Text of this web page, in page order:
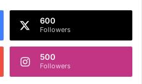
600
Followers
500
Followers